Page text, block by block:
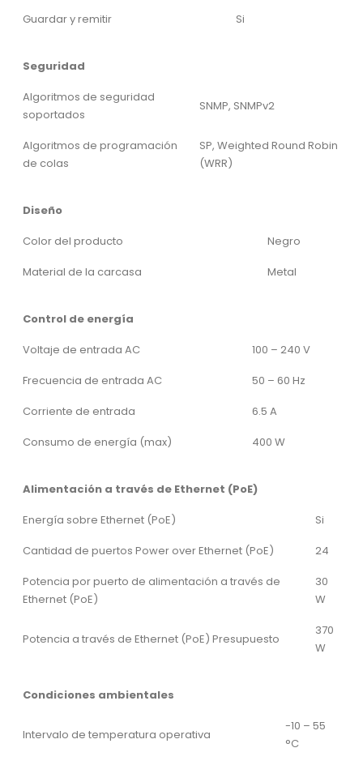
Guardar y remitir Si
Seguridad
Algoritmos de seguridad
soportados
SNMP, SNMPv2
Algoritmos de programación
de colas
SP, Weighted Round Robin
(WRR)
Diseño
Color del producto
Negro
Material de la carcasa
Metal
Control de energía
Voltaje de entrada AC
100 – 240 V
Frecuencia de entrada AC
50 – 60 Hz
Corriente de entrada
6.5 A
Consumo de energía (max)
400 W
Alimentación a través de Ethernet (PoE)
Energía sobre Ethernet (PoE)
Si
Cantidad de puertos Power over Ethernet (PoE)
24
Potencia por puerto de alimentación a través de
Ethernet (PoE)
30
W
Potencia a través de Ethernet (PoE) Presupuesto
370
W
Condiciones ambientales
Intervalo de temperatura operativa
-10 – 55
°C